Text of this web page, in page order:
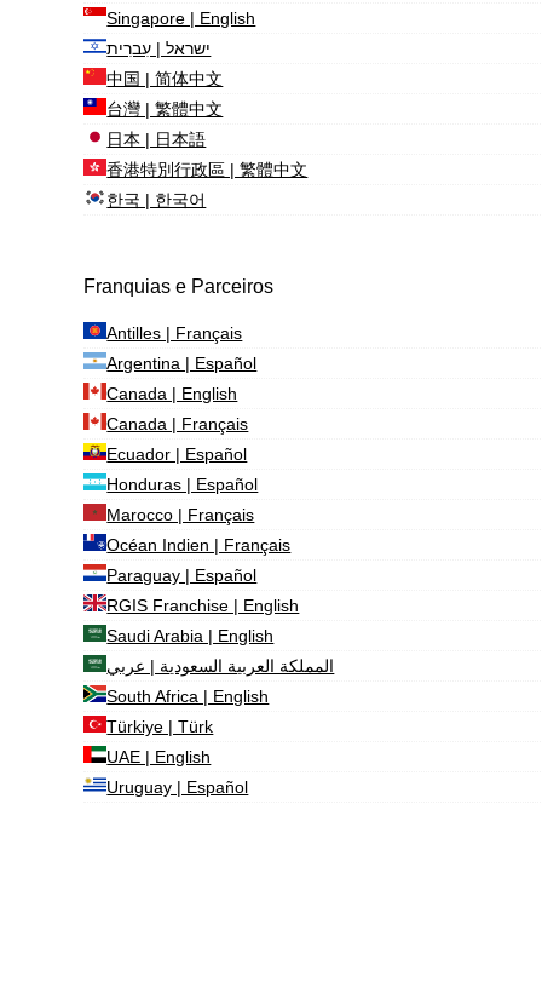
Singapore | English
ישראל | עִברִית
中国 | 简体中文
台灣 | 繁體中文
日本 | 日本語
香港特別行政區 | 繁體中文
한국 | 한국어
Franquias e Parceiros
Antilles | Français
Argentina | Español
Canada | English
Canada | Français
Ecuador | Español
Honduras | Español
Marocco | Français
Océan Indien | Français
Paraguay | Español
RGIS Franchise | English
Saudi Arabia | English
المملكة العربية السعودية | عربي
South Africa | English
Türkiye | Türk
UAE | English
Uruguay | Español